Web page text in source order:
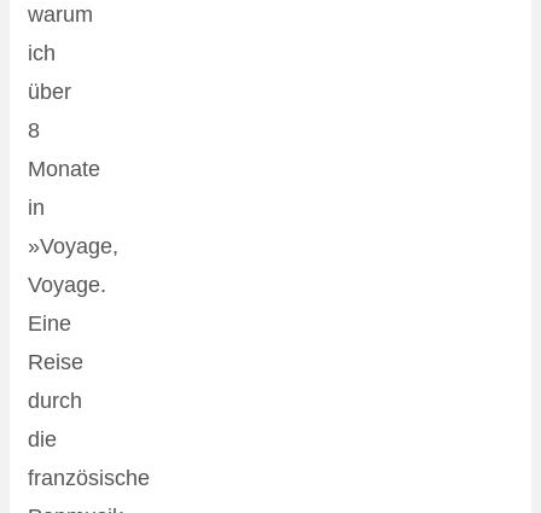
warum
ich
über
8
Monate
in
»Voyage,
Voyage.
Eine
Reise
durch
die
französische